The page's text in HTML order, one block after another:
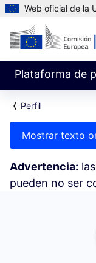
Web oficial de la
Plataforma de
Perfil
Mostrar texto
Advertencia:
pueden no ser